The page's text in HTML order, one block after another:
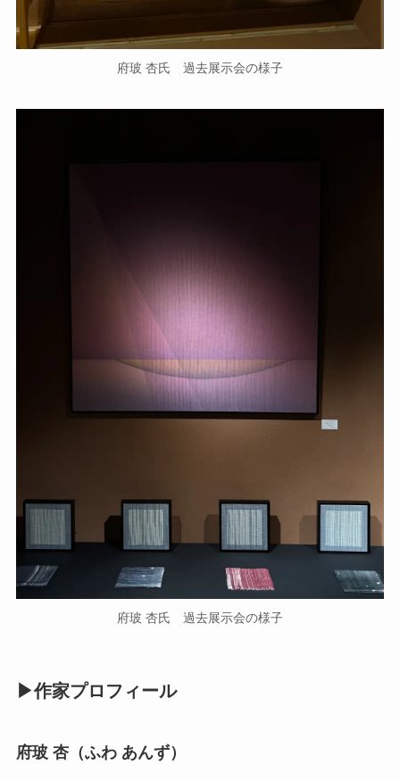
府玻 杏氏 過去展示会の様子
府玻 杏氏 過去展示会の様子
▶作家プロフィール
府玻 杏（ふわ あんず）